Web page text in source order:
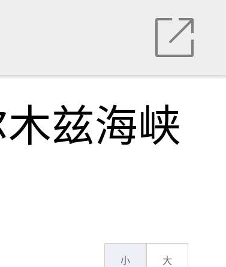
兹海峡
小 大